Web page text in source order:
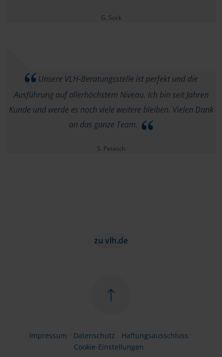
G. Sock
Unsere VLH-Beratungsstelle ist perfekt und die
Ausführung auf allerhöchstem Niveau. Ich bin seit Jahren
Kunde und werde es noch viele weitere bleiben. Vielen Dank
an das ganze Team.
S. Petasch
zu vlh.de
Impressum Datenschutz
Haftungsausschluss
Cookie-Einstellungen